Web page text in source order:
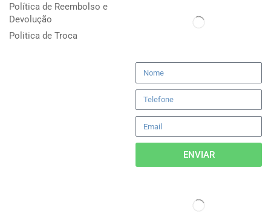
Política de Reembolso e
Devolução
Politica de Troca
ENVIAR